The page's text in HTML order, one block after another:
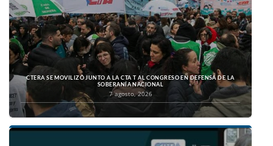
CTERA SE MOVILIZÓ JUNTO A LA CTA T AL CONGRESO EN DEFENSA DE LA
SOBERANÍA NACIONAL
7 agosto, 2026